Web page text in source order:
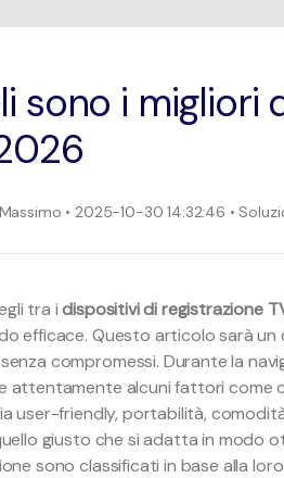
sono i migliori
• 2025-10-30 14:32:46 •
tra idispositivi di registrazione
efficace. Questo articolo sarà
compromessi. Durante la
attentamente alcuni fattori come
user-friendly, portabilità,
giusto che si adatta in modo
sono classificati in base alla